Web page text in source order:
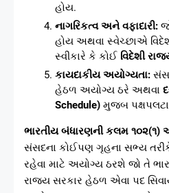
હોય.
નાગરિકત્વ અને વફાદારી:
હોય અથવા સ્વેચ્છાએ
સ્વીકારે કે કોઈ વિદેશી
કાયદાકીય અયોગ્યતા:
હેઠળ અયોગ્ય ઠરે અથવા
Schedule) મુજબ
ભારતીય બંધારણની કલમ ૧૦૨(૧)
સંસદના કોઈપણ ગૃહના સભ્ય
રહેવા માટે અયોગ્ય ઠરશે જો તે
રાજ્ય સરકાર હેઠળ એવા પદ